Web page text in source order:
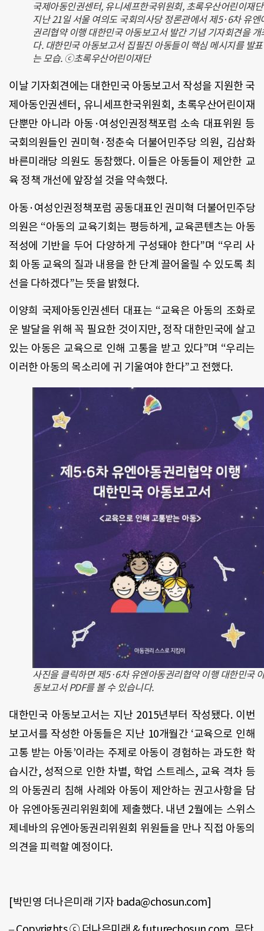
국제아동인권센터, 유니세프한국위원회, 초록우산어린이재
지난 21일 서울 여의도 국회의사당 정론관에서 제5·6차 유엔
권리협약 이행 대한민국 아동보고서 발간 기념 기자회견을 개
다. 대한민국 아동보고서 집필진 아동들이 핵심 메시지를 발
는 모습. ⓒ초록우산어린이재단
이날 기자회견에는 대한민국 아동보고서 작성을 지원한 국
제아동인권센터, 유니세프한국위원회, 초록우산어린이재
단뿐만 아니라 아동·여성인권정책포럼 소속 대표위원 등
국회의원들인 권미혁·정춘숙 더불어민주당 의원, 김삼화
바른미래당 의원도 동참했다. 이들은 아동들이 제안한 교
육 정책 개선에 앞장설 것을 약속했다.
아동·여성인권정책포럼 공동대표인 권미혁 더불어민주당
의원은 “아동의 교육기회는 평등하게, 교육콘텐츠는 아동
적성에 기반을 두어 다양하게 구성돼야 한다”며 “우리 사
회 아동 교육의 질과 내용을 한 단계 끌어올릴 수 있도록 최
선을 다하겠다”는 뜻을 밝혔다.
이양희 국제아동인권센터 대표는 “교육은 아동의 조화로
운 발달을 위해 꼭 필요한 것이지만, 정작 대한민국에 살고
있는 아동은 교육으로 인해 고통을 받고 있다”며 “우리는
이러한 아동의 목소리에 귀 기울여야 한다”고 전했다.
사진을 클릭하면 제5·6차 유엔아동권리협약 이행 대한민국
동보고서 PDF를 볼 수 있습니다.
대한민국 아동보고서는 지난 2015년부터 작성됐다. 이번
보고서를 작성한 아동들은 지난 10개월간 ‘교육으로 인해
고통 받는 아동’이라는 주제로 아동이 경험하는 과도한 학
습시간, 성적으로 인한 차별, 학업 스트레스, 교육 격차 등
의 아동권리 침해 사례와 아동이 제안하는 권고사항을 담
아 유엔아동권리위원회에 제출했다. 내년 2월에는 스위스
제네바의 유엔아동권리위원회 위원들을 만나 직접 아동의
의견을 피력할 예정이다.
[박민영 더나은미래 기자 bada@chosun.com]